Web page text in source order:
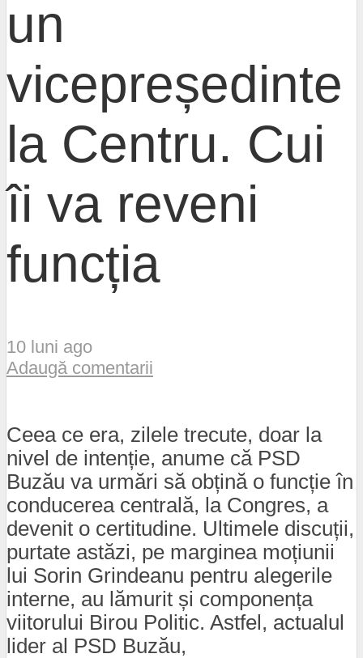
un
vicepreședinte
la Centru. Cui
îi va reveni
funcția
10 luni ago
Adaugă comentarii
Ceea ce era, zilele trecute, doar la
nivel de intenție, anume că PSD
Buzău va urmări să obțină o funcție în
conducerea centrală, la Congres, a
devenit o certitudine. Ultimele discuții,
purtate astăzi, pe marginea moțiunii
lui Sorin Grindeanu pentru alegerile
interne, au lămurit și componența
viitorului Birou Politic. Astfel, actualul
lider al PSD Buzău,